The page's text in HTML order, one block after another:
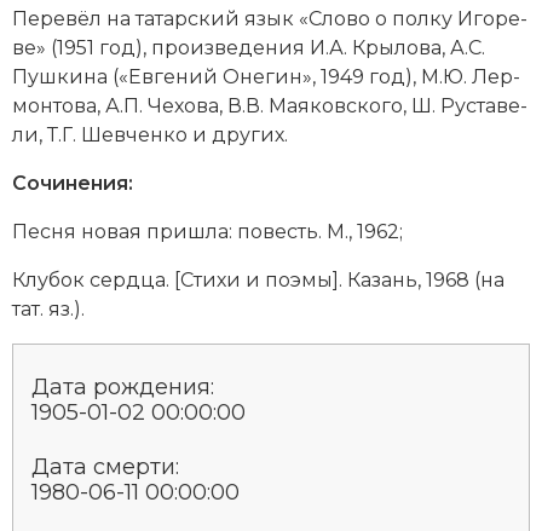
Социально-экономическая история
Специальные исторические дисциплины
СССР
Южная Америка
Пе­ре­вёл на татарский язык «Сло­во о пол­ку Иго­ре­
ве» (1951 год), про­из­ве­де­ния И.А. Кры­ло­ва, А.С.
Пуш­ки­на («Ев­ге­ний Оне­гин», 1949 год), М.Ю. Лер­
мон­то­ва, А.П. Че­хо­ва, В.В. Мая­ков­ско­го, Ш. Рус­та­ве­
ли, Т.Г. Шев­чен­ко и других.
Сочинения:
Пес­ня но­вая при­шла: по­весть. М., 1962;
Клу­бок серд­ца. [Сти­хи и по­эмы]. Ка­зань, 1968 (на
тат. яз.).
Дата рождения:
1905-01-02 00:00:00
Дата смерти:
1980-06-11 00:00:00